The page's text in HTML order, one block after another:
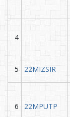
4
5 22MIZSIR
6 22MPUTP